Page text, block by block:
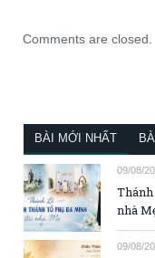
Comments are closed.
BÀI MỚI NHẤT
09/08/
nhà
09/08/